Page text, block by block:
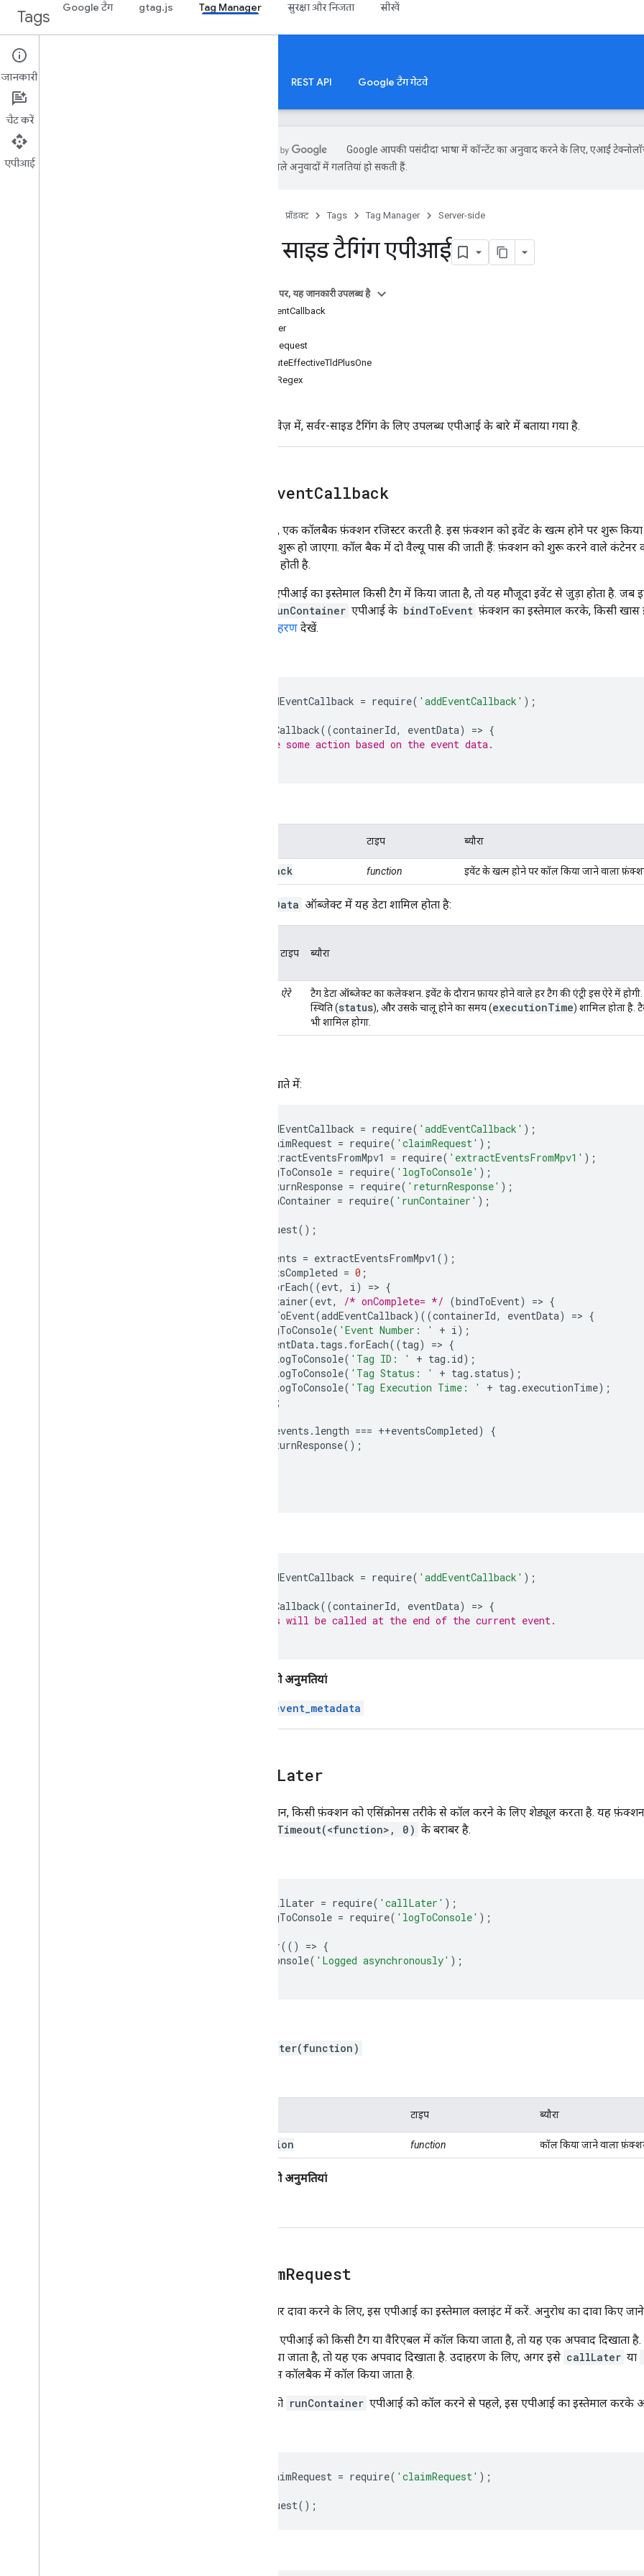
Tags Google टैग gtag.js Tag Manager सुरक्षा और निजता सीखें
Tag Manager
संक्षिप्त विवरण REST API Google टैग गेटवे
Google आपकी पसंदीदा भाषा में कॉन्टेंट का अनुवाद करने के लिए, एआई
एआई से मिले अनुवादों में गलतियां हो सकती हैं.
प्रॉडक्ट Tags Tag Manager Server-side
सर्वर साइड टैगिंग एपीआई
इस पेज पर, यह जानकारी उपलब्ध है
addEventCallback
callLater
claimRequest
computeEffectiveTldPlusOne
createRegex
इस दस्तावेज़ में, सर्वर-साइड टैगिंग के लिए उपलब्ध एपीआई के बारे में बताया गया है.
EventCallback
यह कुकी, एक कॉलबैक फ़ंक्शन रजिस्टर करती है. इस फ़ंक्शन को इवेंट के खत्म होने पर शुरू किया
कॉलबैक शुरू हो जाएगा. कॉल बैक में दो वैल्यू पास की जाती हैं: फ़ंक्शन को शुरू करने वाले
जानकारी होती है.
जब इस एपीआई का इस्तेमाल किसी टैग में किया जाता है, तो यह मौजूदा इवेंट से जुड़ा होता है.
runContainer एपीआई के bindToEvent फ़ंक्शन का इस्तेमाल करके, किसी खास
उदाहरण देखें.
addEventCallback = require( 'addEventCallback' );
addEventCallback((containerId, eventData) => {
// Take some action based on the event data.
टाइप ब्यौरा
callback function इवेंट के खत्म होने पर कॉल किया जाने वाला
eventData ऑब्जेक्ट में यह डेटा शामिल होता है:
टाइप ब्यौरा
ऐरे
टैग डेटा ऑब्जेक्ट का कलेक्शन. इवेंट के दौरान फ़ायर होने वाले हर टैग की एंट्री इस ऐरे में
स्थिति (status), और उसके चालू होने का समय (executionTime) शामिल होता है.
भी शामिल होगा.
क्लाइंट खाते में:
addEventCallback = require( 'addEventCallback' );
claimRequest = require( 'claimRequest' );
extractEventsFromMpv1 = require( 'extractEventsFromMpv1' );
logToConsole = require( 'logToConsole' );
returnResponse = require( 'returnResponse' );
runContainer = require( 'runContainer' );
claimRequest();
events = extractEventsFromMpv1 ();
eventsCompleted = 0 ;
forEach((evt, i) => {
runContainer(evt, /* onComplete= */ (bindToEvent) => {
bindToEvent(addEventCallback)((containerId, eventData) => {
logToConsole( 'Event Number: ' + i);
eventData. tags . forEach((tag) => {
logToConsole( 'Tag ID: ' + tag . id);
logToConsole( 'Tag Status: ' + tag . status);
logToConsole( 'Tag Execution Time: ' + tag . executionTime);
});
events . length === ++eventsCompleted)
{
returnResponse();
addEventCallback = require( 'addEventCallback' );
addEventCallback((containerId, eventData) => {
// This will be called at the end of the current event.
इससे जुड़ी अनुमतियां
read_event_metadata
Later
यह फ़ंक्शन, किसी फ़ंक्शन को एसिंक्रोनस तरीके से कॉल करने के लिए शेड्यूल करता है. यह
setTimeout(<function>, 0) के बराबर है.
callLater = require( 'callLater' );
logToConsole = require( 'logToConsole' );
callLater(() => {
logToConsole( 'Logged asynchronously' );
callLater(function)
टाइप ब्यौरा
function function कॉल किया जाने वाला
इससे जुड़ी अनुमतियां
claimRequest
अनुरोध पर दावा करने के लिए, इस एपीआई का इस्तेमाल क्लाइंट में करें. अनुरोध का दावा किए
अगर इस एपीआई को किसी टैग या वैरिएबल में कॉल किया जाता है, तो यह एक अपवाद
कॉल किया जाता है, तो यह एक अपवाद दिखाता है. उदाहरण के लिए, अगर इसे callLater या
एसिंक्रोनस कॉलबैक में कॉल किया जाता है.
क्लाइंट को runContainer एपीआई को कॉल करने से पहले, इस एपीआई का इस्तेमाल करके
claimRequest = require( 'claimRequest' );
claimRequest();
जानकारी
चैट करें
एपीआई